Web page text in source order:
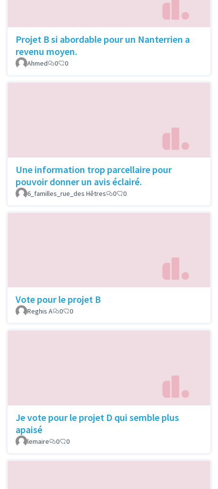
Projet B si abordable pour un Nanterrien a
revenu moyen.
Ahmed 0 0
Une information trop parcellaire pour
pouvoir donner un avis éclairé.
6_familles_rue_des Hêtres 0 0
Vote pour le projet B
Reghis A 0 0
Je vote pour le projet D qui semble plus
apaisé
lemaire 0 0